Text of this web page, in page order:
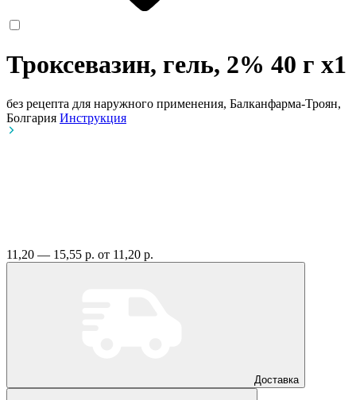
Троксевазин, гель, 2% 40 г x1
без рецепта для наружного применения, Балканфарма-Троян,
Болгария Инструкция
11,20 — 15,55 р. от 11,20 р.
Доставка